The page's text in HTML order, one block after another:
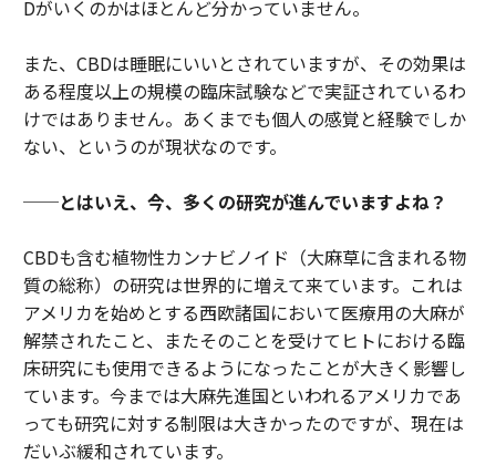
Dがいくのかはほとんど分かっていません。
また、CBDは睡眠にいいとされていますが、その効果は
ある程度以上の規模の臨床試験などで実証されているわ
けではありません。あくまでも個人の感覚と経験でしか
ない、というのが現状なのです。
──とはいえ、今、多くの研究が進んでいますよね？
CBDも含む植物性カンナビノイド（大麻草に含まれる物
質の総称）の研究は世界的に増えて来ています。これは
アメリカを始めとする西欧諸国において医療用の大麻が
解禁されたこと、またそのことを受けてヒトにおける臨
床研究にも使用できるようになったことが大きく影響し
ています。今までは大麻先進国といわれるアメリカであ
っても研究に対する制限は大きかったのですが、現在は
だいぶ緩和されています。